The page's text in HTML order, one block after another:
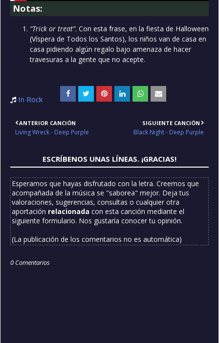
Notas:
“Trick or treat”. Con esta frase, en la fiesta de Halloween
(Víspera de Todos los Santos), los niños van de casa en
casa pidiendo algún regalo bajo amenaza de hacer
travesuras a la gente que no acepte.
In Rock
ANTERIOR CANCIÓN
Living Wreck - Deep Purple
SIGUIENTE CANCIÓN
Black Night - Deep Purple
ESCRÍBENOS UNAS LÍNEAS. ¡GRACIAS!
Esperamos que hayas disfrutado con la letra. Creemos que
acompañada de la música se "saborea" mejor. Deja tus
valoraciones, sugerencias, consultas o cualquier otra
aportación relacionada con esta canción mediante el
siguiente formulario. Nos gustaría conocer tu opinión.
(La publicación de los comentarios no es automática)
0 Comentarios